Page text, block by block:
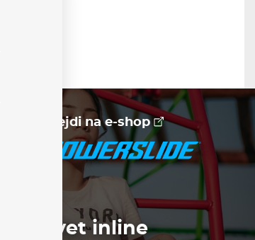
Prejdi na e-shop
Svet inline